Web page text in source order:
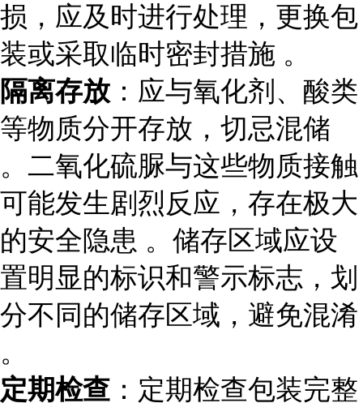
损，应及时进行处理，更换包
装或采取临时密封措施 。
隔离存放 ：应与氧化剂、酸类
等物质分开存放，切忌混储
。二氧化硫脲与这些物质接触
可能发生剧烈反应，存在极大
的安全隐患 。储存区域应设
置明显的标识和警示标志，划
分不同的储存区域，避免混淆
。
定期检查 ：定期检查包装完整